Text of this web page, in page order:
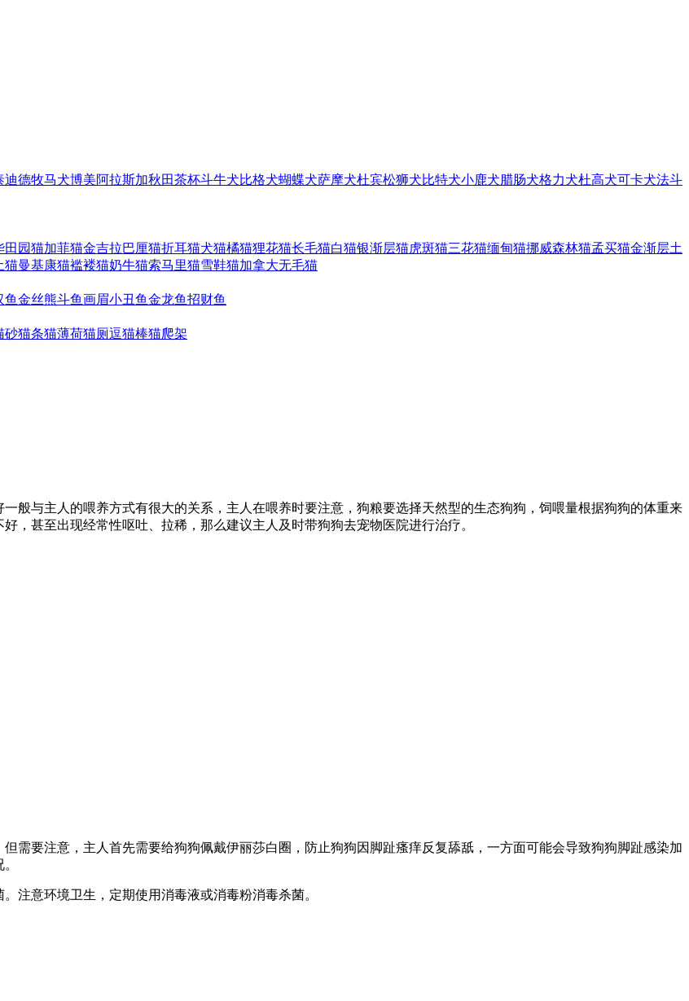
迪德牧马犬博美阿拉斯加秋田茶杯斗牛犬比格犬蝴蝶犬萨摩犬杜宾松狮犬比特犬小鹿犬腊肠犬格力犬杜高犬可卡犬法斗
田园猫加菲猫金吉拉巴厘猫折耳猫犬猫橘猫狸花猫长毛猫白猫银渐层猫虎斑猫三花猫缅甸猫挪威森林猫孟买猫金渐层土
猫曼基康猫褴褛猫奶牛猫索马里猫雪鞋猫加拿大无毛猫
鱼金丝熊斗鱼画眉小丑鱼金龙鱼招财鱼
砂猫条猫薄荷猫厕逗猫棒猫爬架
般与主人的喂养方式有很大的关系，主人在喂养时要注意，狗粮要选择天然型的生态狗狗，饲喂量根据狗狗的体重来
，甚至出现经常性呕吐、拉稀，那么建议主人及时带狗狗去宠物医院进行治疗。
需要注意，主人首先需要给狗狗佩戴伊丽莎白圈，防止狗狗因脚趾瘙痒反复舔舐，一方面可能会导致狗狗脚趾感染加
注意环境卫生，定期使用消毒液或消毒粉消毒杀菌。